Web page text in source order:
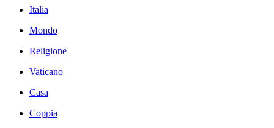
Italia
Mondo
Religione
Vaticano
Casa
Coppia